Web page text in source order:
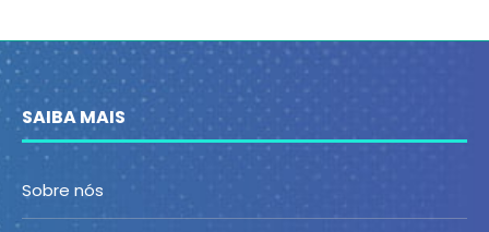
SAIBA MAIS
Sobre nós